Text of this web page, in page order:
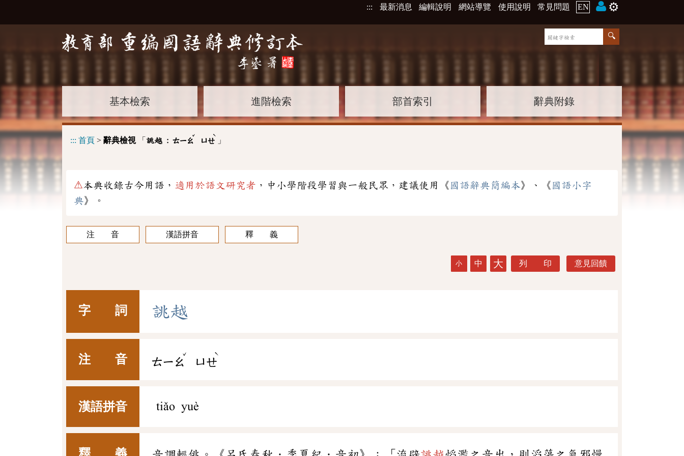
::: 最新消息 編輯說明 網站導覽 使用說明 常見問題 EN ⚙️
基本檢索 進階檢索 部首索引 辭典附錄
::: 首頁 > 辭典檢視「 誂越 : ㄊㄧㄠ
ˇ
ㄩㄝ
ˋ
」
⚠本典收錄古今用語， 適用於語文研究者 ，中小學階段學習與一般民眾，建議使用《 國語辭典簡編本》、《 國語小字
典》。
注 音 漢語拼音 釋 義
小 中 大 列 印 意見回饋
字 詞 誂越
注 音 ㄊㄧㄠ
ˇ
ㄩㄝ
ˋ
漢語拼音 tiǎo yuè